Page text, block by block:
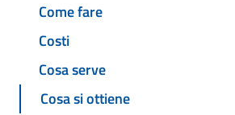
Come fare
Costi
Cosa serve
Cosa si ottiene